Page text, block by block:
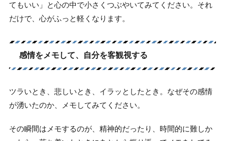
てもいい」と心の中で小さくつぶやいてみてください。それ
だけで、心がふっと軽くなります。
感情をメモして、自分を客観視する
ツラいとき、悲しいとき、イラッとしたとき。なぜその感情
が湧いたのか、メモしてみてください。
その瞬間はメモするのが、精神的だったり、時間的に難しか